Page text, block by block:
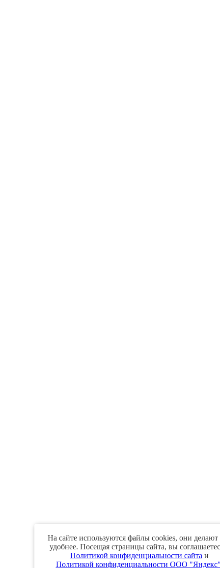
На сайте используются файлы cookies, они делают
удобнее. Посещая страницы сайта, вы
Политикой конфиденциальности сайта и
Политикой конфиденциальности ООО